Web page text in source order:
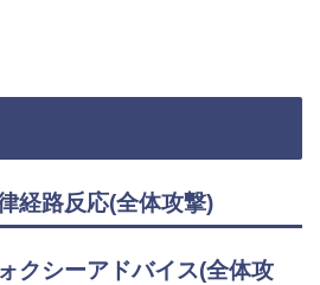
経路反応(全体攻撃)
クシーアドバイス(全体攻